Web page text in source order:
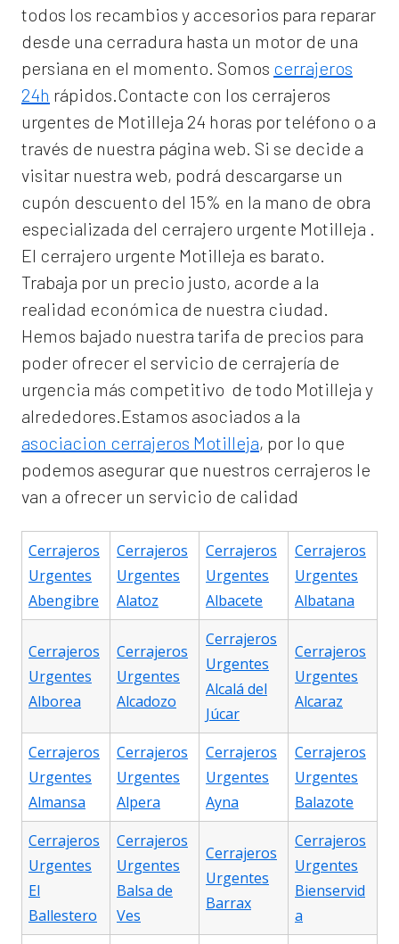
todos los recambios y accesorios para reparar
desde una cerradura hasta un motor de una
persiana en el momento. Somos cerrajeros
24h rápidos.Contacte con los cerrajeros
urgentes de Motilleja 24 horas por teléfono o a
través de nuestra página web. Si se decide a
visitar nuestra web, podrá descargarse un
cupón descuento del 15% en la mano de obra
especializada del cerrajero urgente Motilleja .
El cerrajero urgente Motilleja es barato.
Trabaja por un precio justo, acorde a la
realidad económica de nuestra ciudad.
Hemos bajado nuestra tarifa de precios para
poder ofrecer el servicio de cerrajería de
urgencia más competitivo de todo Motilleja y
alrededores.Estamos asociados a la
asociacion cerrajeros Motilleja, por lo que
podemos asegurar que nuestros cerrajeros le
van a ofrecer un servicio de calidad
Cerrajeros
Urgentes
Abengibre
Cerrajeros
Urgentes
Alatoz
Cerrajeros
Urgentes
Albacete
Cerrajeros
Urgentes
Albatana
Cerrajeros
Urgentes
Alborea
Cerrajeros
Urgentes
Alcadozo
Cerrajeros
Urgentes
Alcalá del
Júcar
Cerrajeros
Urgentes
Alcaraz
Cerrajeros
Urgentes
Almansa
Cerrajeros
Urgentes
Alpera
Cerrajeros
Urgentes
Ayna
Cerrajeros
Urgentes
Balazote
Cerrajeros
Urgentes
El
Ballestero
Cerrajeros
Urgentes
Balsa de
Ves
Cerrajeros
Urgentes
Barrax
Cerrajeros
Urgentes
Bienservid
a